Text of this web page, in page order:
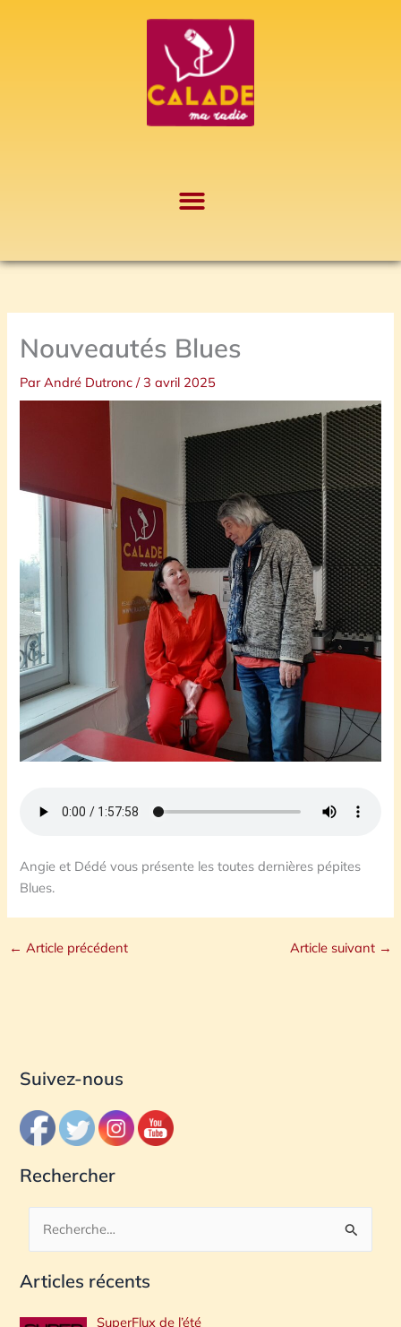
Nouveautés Blues
ParAndré Dutronc/ 3 avril 2025
Angie et Dédé vous présente les toutes dernières pépites
Blues.
← Article précédent Article suivant →
Suivez-nous
Rechercher
c
Articles récents
SuperFlux de l’été